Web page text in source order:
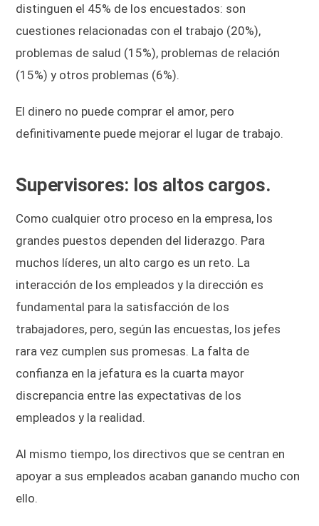
distinguen el 45% de los encuestados: son
cuestiones relacionadas con el trabajo (20%),
problemas de salud (15%), problemas de relación
(15%) y otros problemas (6%).
El dinero no puede comprar el amor, pero
definitivamente puede mejorar el lugar de trabajo.
Supervisores: los altos cargos.
Como cualquier otro proceso en la empresa, los
grandes puestos dependen del liderazgo. Para
muchos líderes, un alto cargo es un reto. La
interacción de los empleados y la dirección es
fundamental para la satisfacción de los
trabajadores, pero, según las encuestas, los jefes
rara vez cumplen sus promesas. La falta de
confianza en la jefatura es la cuarta mayor
discrepancia entre las expectativas de los
empleados y la realidad.
Al mismo tiempo, los directivos que se centran en
apoyar a sus empleados acaban ganando mucho con
ello.